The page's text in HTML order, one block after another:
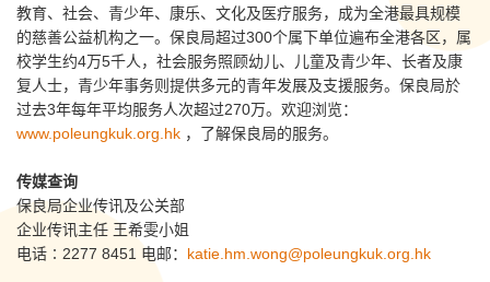
教育、社会、青少年、康乐、文化及医疗服务，成为全港最具规模
的慈善公益机构之一。保良局超过300个属下单位遍布全港各区，属
校学生约4万5千人，社会服务照顾幼儿、儿童及青少年、长者及康
复人士，青少年事务则提供多元的青年发展及支援服务。保良局於
过去3年每年平均服务人次超过270万。欢迎浏览：
www.poleungkuk.org.hk ，了解保良局的服务。
传媒查询
保良局企业传讯及公关部
企业传讯主任 王希雯小姐
电话∶2277 8451 电邮： katie.hm.wong@poleungkuk.org.hk